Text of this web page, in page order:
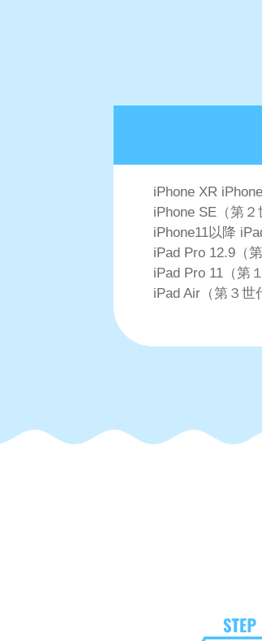
iPhone XR
iPhone SE（第２
iPhone11以降
iPad Pro 12.9（
iPad Pro 11（第
iPad Air（第３世